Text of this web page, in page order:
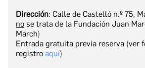
Dirección: Calle de Castelló n.º 75,
no se trata de la Fundación Juan
March)
Entrada gratuita previa reserva (ver
registro aquí)